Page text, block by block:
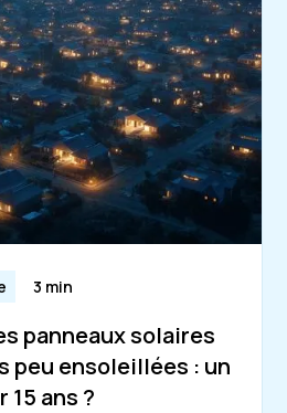
3 min
panneaux solaires
peu ensoleillées : un
ans ?